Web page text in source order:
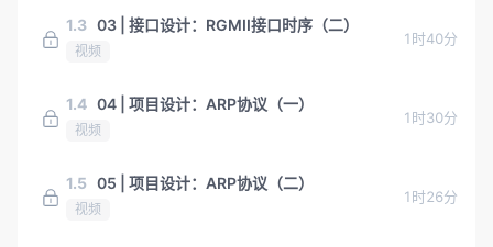
1.3 03 | 接口设计：RGMII接口时序（二）
视频
1时40分
1.4 04 | 项目设计：ARP协议（一）
视频
1时30分
1.5 05 | 项目设计：ARP协议（二）
视频
1时26分